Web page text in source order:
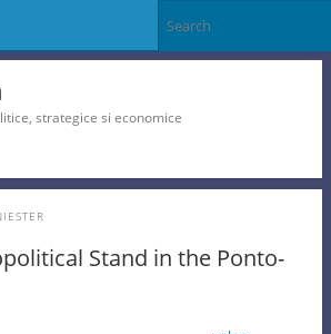
strategice si economice
Stand in the Ponto-